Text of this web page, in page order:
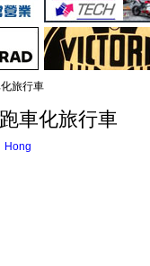
旅行車
車化旅行車
Hong